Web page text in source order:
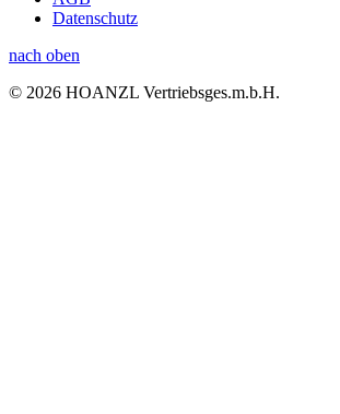
Datenschutz
nach oben
© 2026 HOANZL Vertriebsges.m.b.H.